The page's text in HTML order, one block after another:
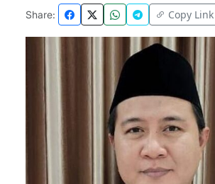
Share: Copy Link